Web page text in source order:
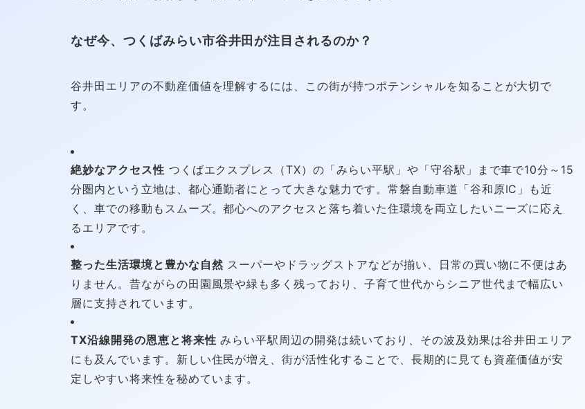
なぜ今、つくばみらい市谷井田が注目されるのか？
谷井田エリアの不動産価値を理解するには、この街が持つポテンシャルを知ることが大切で
す。
絶妙なアクセス性 つくばエクスプレス（TX）の「みらい平駅」や「守谷駅」まで車で10分～15
分圏内という立地は、都心通勤者にとって大きな魅力です。常磐自動車道「谷和原IC」も近
く、車での移動もスムーズ。都心へのアクセスと落ち着いた住環境を両立したいニーズに応え
るエリアです。
整った生活環境と豊かな自然スーパーやドラッグストアなどが揃い、日常の買い物に不便はあ
りません。昔ながらの田園風景や緑も多く残っており、子育て世代からシニア世代まで幅広い
層に支持されています。
TX沿線開発の恩恵と将来性 みらい平駅周辺の開発は続いており、その波及効果は谷井田エリア
にも及んでいます。新しい住民が増え、街が活性化することで、長期的に見ても資産価値が安
定しやすい将来性を秘めています。